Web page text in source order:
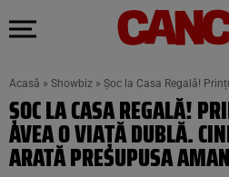
Acasă » Showbiz » Șoc la Casa Regală!
ȘOC LA CASA REGALĂ!
AVEA O VIAȚĂ DUBLĂ.
ARATĂ PRESUPUSA